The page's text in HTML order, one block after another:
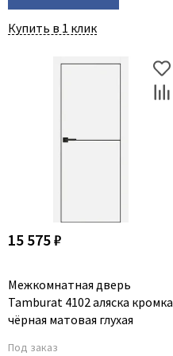
Купить в 1 клик
15 575 ₽
Межкомнатная дверь
Tamburat 4102 аляска кромка
чёрная матовая глухая
Под заказ